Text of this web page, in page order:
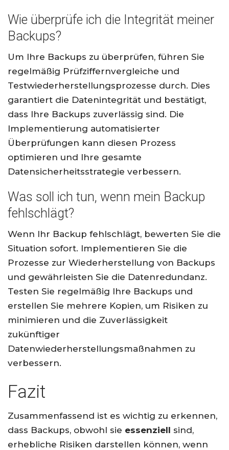
Wie überprüfe ich die Integrität meiner
Backups?
Um Ihre Backups zu überprüfen, führen Sie
regelmäßig Prüfziffernvergleiche und
Testwiederherstellungsprozesse durch. Dies
garantiert die Datenintegrität und bestätigt,
dass Ihre Backups zuverlässig sind. Die
Implementierung automatisierter
Überprüfungen kann diesen Prozess
optimieren und Ihre gesamte
Datensicherheitsstrategie verbessern.
Was soll ich tun, wenn mein Backup
fehlschlägt?
Wenn Ihr Backup fehlschlägt, bewerten Sie die
Situation sofort. Implementieren Sie die
Prozesse zur Wiederherstellung von Backups
und gewährleisten Sie die Datenredundanz.
Testen Sie regelmäßig Ihre Backups und
erstellen Sie mehrere Kopien, um Risiken zu
minimieren und die Zuverlässigkeit
zukünftiger
Datenwiederherstellungsmaßnahmen zu
verbessern.
Fazit
Zusammenfassend ist es wichtig zu erkennen,
dass Backups, obwohl sie essenziell sind,
erhebliche Risiken darstellen können, wenn